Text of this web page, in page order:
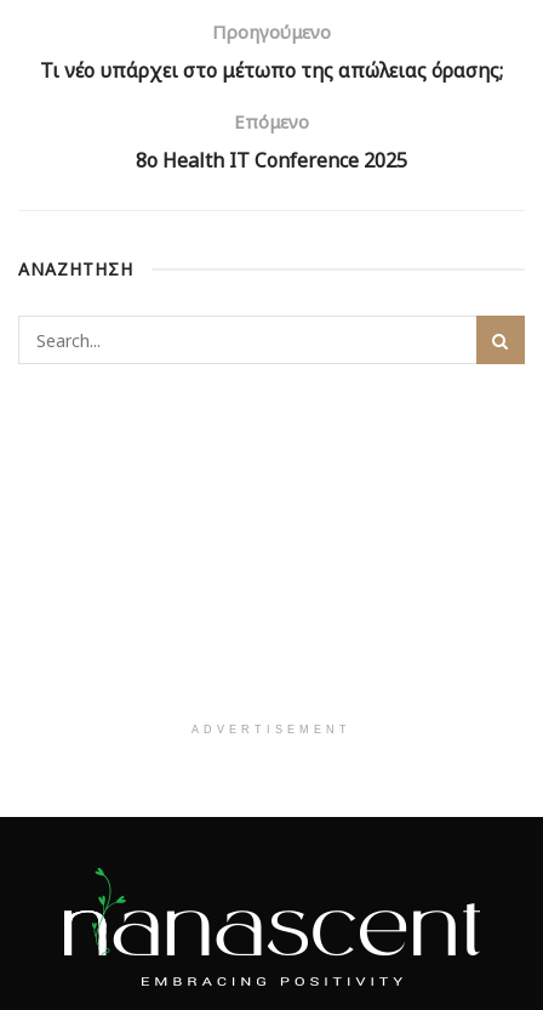
Προηγούμενο
Τι νέο υπάρχει στο μέτωπο της απώλειας όρασης;
Επόμενο
8ο Health IT Conference 2025
ΑΝΑΖΗΤΗΣΗ
ADVERTISEMENT